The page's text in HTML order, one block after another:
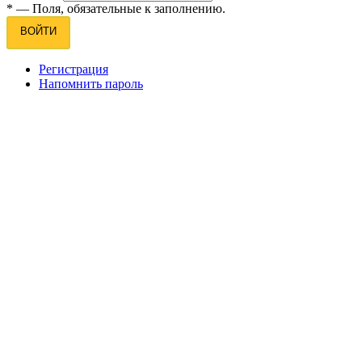
* — Поля, обязательные к заполнению.
ВОЙТИ
Регистрация
Напомнить пароль